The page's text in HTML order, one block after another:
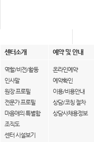
센터소개 예약 및 안내
역할/비전/활동
인사말
원장 프로필
전문가 프로필
마음애의 특별함
조직도
센터 시설보기
온라인예약
예약확인
이용/비용안내
상담/코칭 절차
상담사채용정보